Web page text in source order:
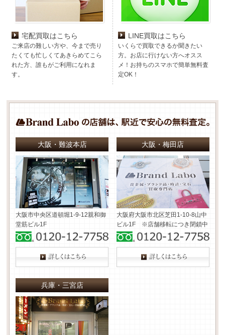
宅配買取はこちら
ご来店の難しい方や、今まで売り
たくても忙しくてあきらめてこら
れた方、誰もがご利用になれま
す。
LINE買取はこちら
いくらで買取できるか聞きたい
方。お店に行けない方へオスス
メ！お持ちのスマホで簡単無料査
定OK！
大阪・難波本店
大阪市中央区道頓堀1-9-12親和御
堂筋ビル1F
大阪・梅田店
大阪府大阪市北区芝田1-10-8山中
ビル1F ※店舗移転につき閉鎖中
兵庫・三宮店